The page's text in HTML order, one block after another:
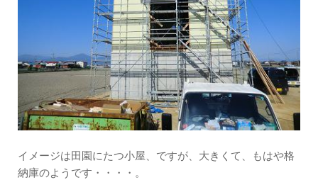
イメージは田園にたつ小屋、ですが、大きくて、もはや格
納庫のようです・・・・。